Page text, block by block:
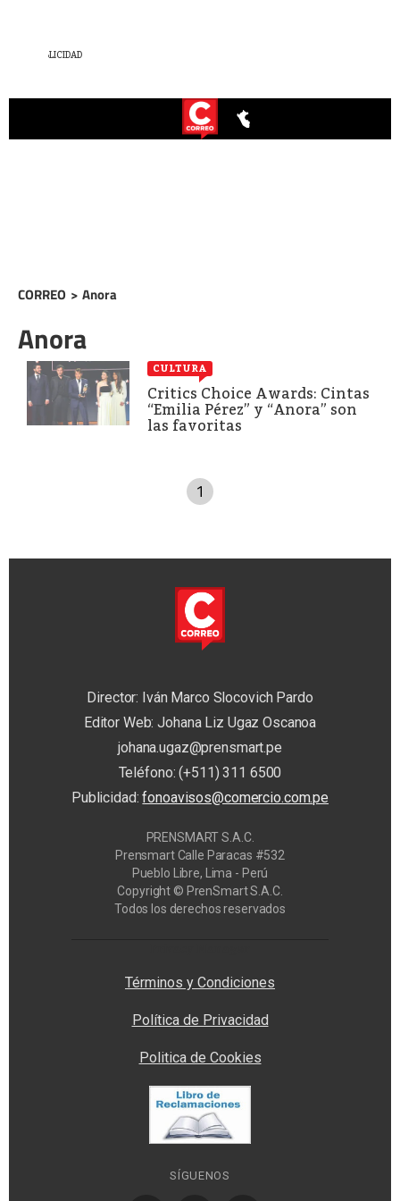
CORREO > Anora
Anora
CULTURA
Critics Choice Awards: Cintas
“Emilia Pérez” y “Anora” son
las favoritas
1
Director: Iván Marco Slocovich Pardo
Editor Web: Johana Liz Ugaz Oscanoa
johana.ugaz@prensmart.pe
Teléfono: (+511) 311 6500
Publicidad:fonoavisos@comercio.com.pe
PRENSMART S.A.C.
Prensmart Calle Paracas #532
Pueblo Libre, Lima - Perú
Copyright © PrenSmart S.A.C.
Todos los derechos reservados
Términos y Condiciones
Política de Privacidad
Politica de Cookies
SÍGUENOS